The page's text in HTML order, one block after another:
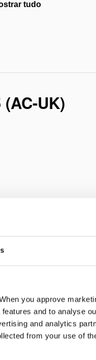
you approve
and to analyse
and analytics
from your use of
tudo
UK)